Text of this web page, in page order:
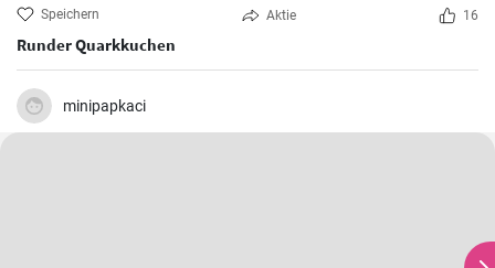
Speichern Aktie 16
Runder Quarkkuchen
minipapkaci